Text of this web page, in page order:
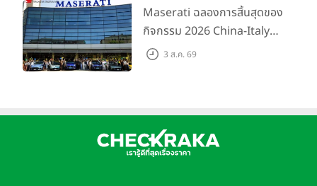
200 คัน พร้อมข้อเสนอสุดคุ้ม
Maserati ฉลองการสิ้นสุดของ
กิจกรรม 2026 China-Italy
Grand Tour ณ สำนักงาน
3 ส.ค. 69